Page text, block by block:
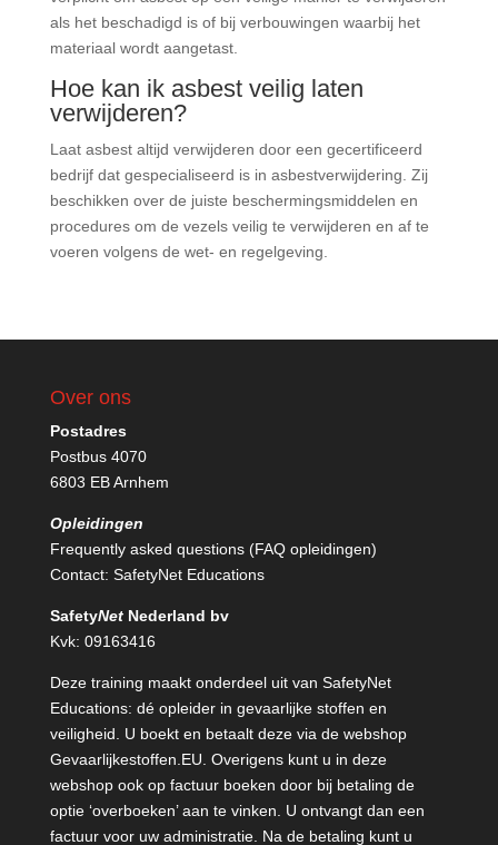
als het beschadigd is of bij verbouwingen waarbij het
materiaal wordt aangetast.
Hoe kan ik asbest veilig laten
verwijderen?
Laat asbest altijd verwijderen door een gecertificeerd
bedrijf dat gespecialiseerd is in asbestverwijdering. Zij
beschikken over de juiste beschermingsmiddelen en
procedures om de vezels veilig te verwijderen en af te
voeren volgens de wet- en regelgeving.
Over ons
Postadres
Postbus 4070
6803 EB Arnhem
Opleidingen
Frequently asked questions (FAQ opleidingen)
Contact: SafetyNet Educations
SafetyNetNederland bv
Kvk: 09163416
Deze training maakt onderdeel uit van SafetyNet
Educations: dé opleider in gevaarlijke stoffen en
veiligheid. U boekt en betaalt deze via de webshop
Gevaarlijkestoffen.EU . Overigens kunt u in deze
webshop ook op factuur boeken door bij betaling de
optie ‘overboeken’ aan te vinken. U ontvangt dan een
factuur voor uw administratie. Na de betaling kunt u